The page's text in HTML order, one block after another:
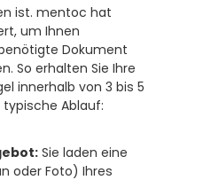
ist. mentoc hat
um Ihnen
Dokument
So erhalten Sie Ihre
innerhalb von 3 bis 5
typische Ablauf:
Sie laden eine
oder Foto) Ihres